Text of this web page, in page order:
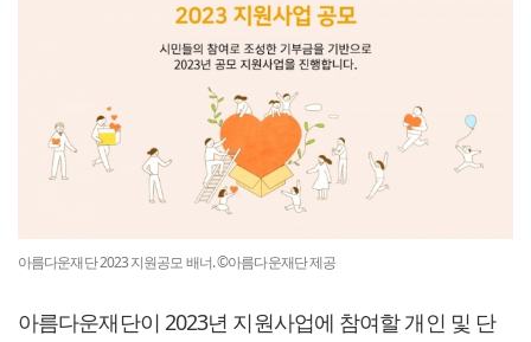
아름다운재단 2023 지원공모 배너. ©아름다운재단 제공
아름다운재단이 2023년 지원사업에 참여할 개인 및 단